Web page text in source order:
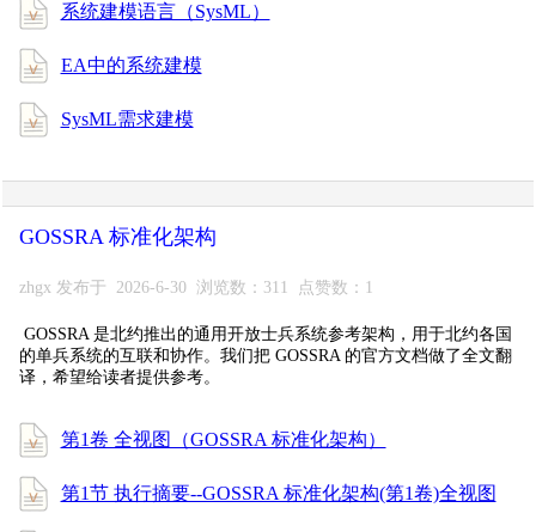
系统建模语言（SysML）
EA中的系统建模
SysML需求建模
GOSSRA 标准化架构
zhgx 发布于 2026-6-30 浏览数：311 点赞数：1
GOSSRA 是北约推出的通用开放士兵系统参考架构，用于北约各国
的单兵系统的互联和协作。我们把 GOSSRA 的官方文档做了全文翻
译，希望给读者提供参考。
第1卷 全视图（GOSSRA 标准化架构）
第1节 执行摘要--GOSSRA 标准化架构(第1卷)全视图